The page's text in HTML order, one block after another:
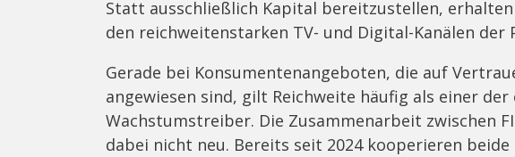
Statt ausschließlich Kapital bereitzustellen,
den reichweitenstarken TV- und Digital-Kanälen der
Gerade bei Konsumentenangeboten, die auf
angewiesen sind, gilt Reichweite häufig als einer der
Wachstumstreiber. Die Zusammenarbeit zwischen
dabei nicht neu. Bereits seit 2024 kooperieren